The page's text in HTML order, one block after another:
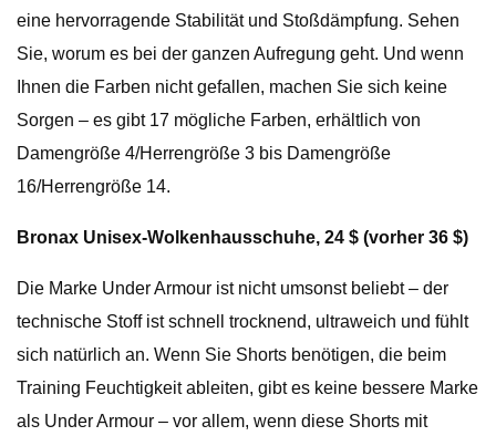
eine hervorragende Stabilität und Stoßdämpfung. Sehen
Sie, worum es bei der ganzen Aufregung geht. Und wenn
Ihnen die Farben nicht gefallen, machen Sie sich keine
Sorgen – es gibt 17 mögliche Farben, erhältlich von
Damengröße 4/Herrengröße 3 bis Damengröße
16/Herrengröße 14.
Bronax Unisex-Wolkenhausschuhe, 24 $ (vorher 36 $)
Die Marke Under Armour ist nicht umsonst beliebt – der
technische Stoff ist schnell trocknend, ultraweich und fühlt
sich natürlich an. Wenn Sie Shorts benötigen, die beim
Training Feuchtigkeit ableiten, gibt es keine bessere Marke
als Under Armour – vor allem, wenn diese Shorts mit